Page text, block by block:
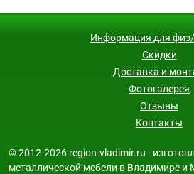
Информация для
Скидки
Доставка и
Фотогалерея
Отзывы
Контакты
© 2012-2026 region-vladimir.ru -
металлической мебели в Владимире и